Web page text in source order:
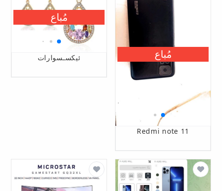
Redmi note 11
مُباع ئیکسـسوارات
مُباع